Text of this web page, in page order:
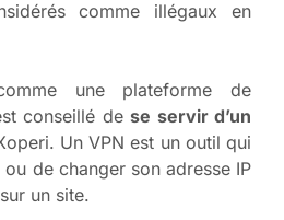
comme illégaux en
une plateforme de
conseillé de se servir d’un
Un VPN est un outil qui
de changer son adresse IP
un site.